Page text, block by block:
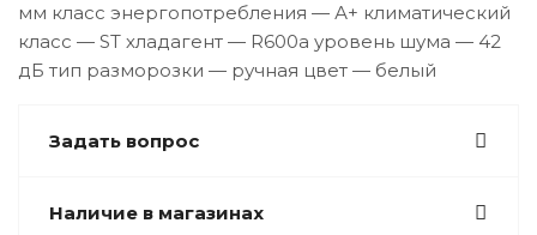
мм класс энергопотребления — А+ климатический
класс — ST хладагент — R600а уровень шума — 42
дБ тип разморозки — ручная цвет — белый
Задать вопрос
Наличие в магазинах